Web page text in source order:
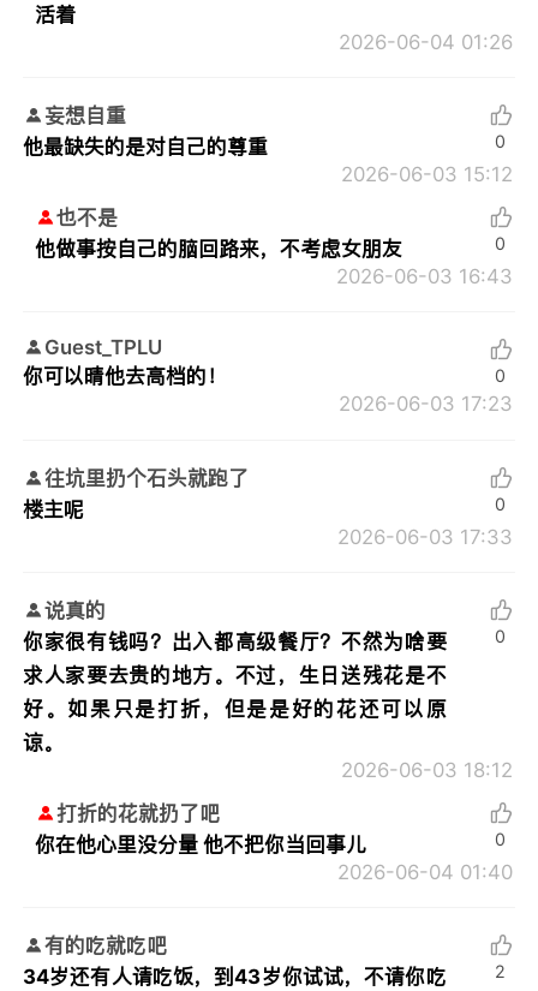
活着
2026-06-04 01:26
妄想自重
他最缺失的是对自己的尊重
2026-06-03 15:12
0
也不是
他做事按自己的脑回路来，不考虑女朋友
2026-06-03 16:43
0
Guest_TPLU
你可以晴他去高档的！
2026-06-03 17:23
0
往坑里扔个石头就跑了
楼主呢
2026-06-03 17:33
0
说真的
你家很有钱吗？出入都高级餐厅？不然为啥要
求人家要去贵的地方。不过，生日送残花是不
好。如果只是打折，但是是好的花还可以原
谅。
2026-06-03 18:12
0
打折的花就扔了吧
你在他心里没分量 他不把你当回事儿
2026-06-04 01:40
0
有的吃就吃吧
34岁还有人请吃饭，到43岁你试试，不请你吃
2